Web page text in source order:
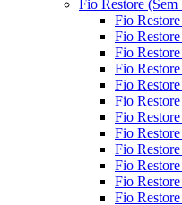
Fio Restore (Sem
Fio
Fio
Fio
Fio
Fio
Fio
Fio
Fio
Fio
Fio
Fio
Fio